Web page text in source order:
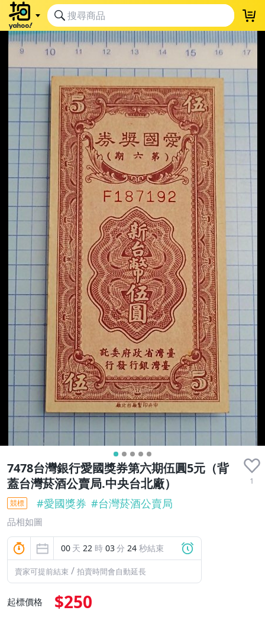
7478台灣銀行愛國獎券第六期伍圓5元（背
蓋台灣菸酒公賣局.中央台北廠）
1
競標 #愛國獎券 #台灣菸酒公賣局
品相如圖
00 天 22 時 03分 22 秒結束
賣家可提前結束 / 拍賣時間會自動延長
起標價格 $250